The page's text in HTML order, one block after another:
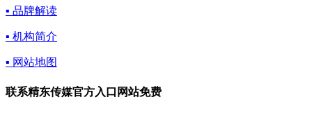
▪ 品牌解读
▪ 机构简介
▪ 网站地图
联系精东传媒官方入口网站免费